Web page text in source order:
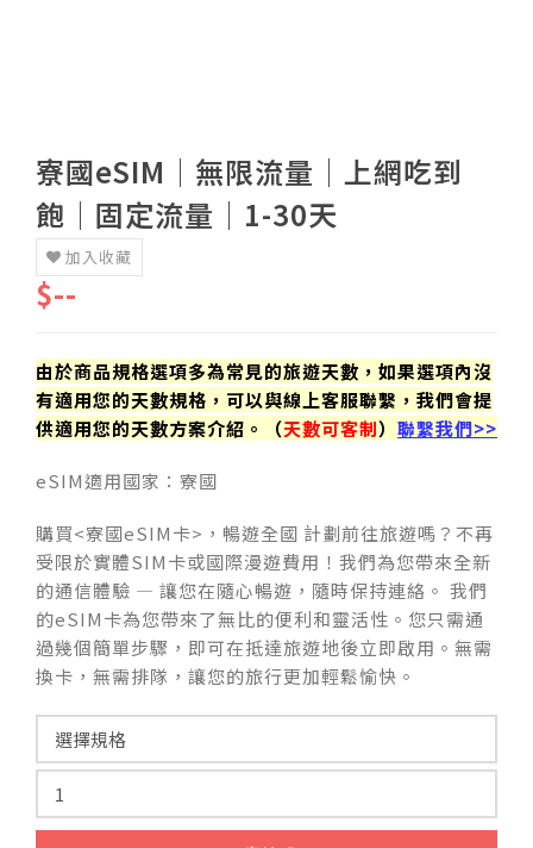
寮國eSIM│無限流量│上網吃到
飽│固定流量│1-30天
加入收藏
$--
由於商品規格選項多為常見的旅遊天數，如果選項內沒
有適用您的天數規格，可以與線上客服聯繫，我們會提
供適用您的天數方案介紹。（天數可客制） 聯繫我們>>
eSIM適用國家：寮國
購買<寮國eSIM卡>，暢遊全國 計劃前往旅遊嗎？不再
受限於實體SIM卡或國際漫遊費用！我們為您帶來全新
的通信體驗 — 讓您在隨心暢遊，隨時保持連絡。 我們
的eSIM卡為您帶來了無比的便利和靈活性。您只需通
過幾個簡單步驟，即可在抵達旅遊地後立即啟用。無需
換卡，無需排隊，讓您的旅行更加輕鬆愉快。